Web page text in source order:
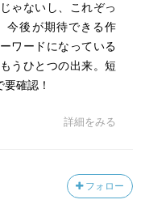
ゃないし、これぞっ
今後が期待できる作
ワードになっている
うひとつの出来。短
確認！
詳細をみる
フォロー